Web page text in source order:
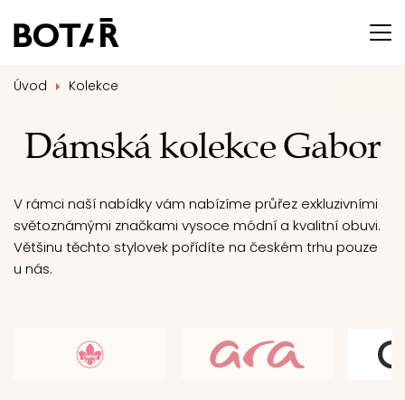
Úvod Kolekce
Dámská kolekce Gabor
V rámci naší nabídky vám nabízíme průřez exkluzivními
světoznámými značkami vysoce módní a kvalitní obuvi.
Většinu těchto stylovek pořídíte na českém trhu pouze
u nás.